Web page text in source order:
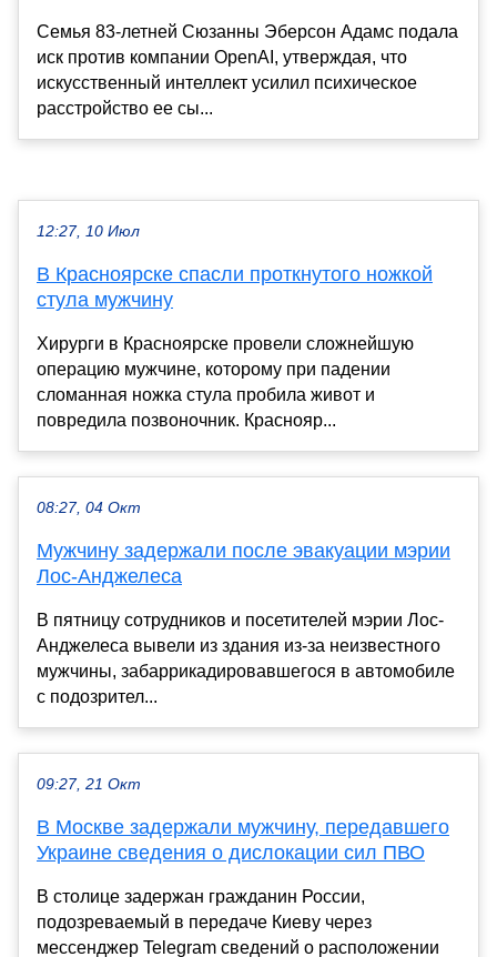
Семья 83-летней Сюзанны Эберсон Адамс подала
иск против компании OpenAI, утверждая, что
искусственный интеллект усилил психическое
расстройство ее сы...
12:27, 10 Июл
В Красноярске спасли проткнутого ножкой
стула мужчину
Хирурги в Красноярске провели сложнейшую
операцию мужчине, которому при падении
сломанная ножка стула пробила живот и
повредила позвоночник. Краснояр...
08:27, 04 Окт
Мужчину задержали после эвакуации мэрии
Лос-Анджелеса
В пятницу сотрудников и посетителей мэрии Лос-
Анджелеса вывели из здания из-за неизвестного
мужчины, забаррикадировавшегося в автомобиле
с подозрител...
09:27, 21 Окт
В Москве задержали мужчину, передавшего
Украине сведения о дислокации сил ПВО
В столице задержан гражданин России,
подозреваемый в передаче Киеву через
мессенджер Telegram сведений о расположении